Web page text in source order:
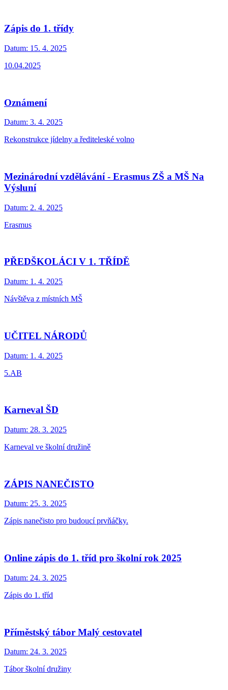
Zápis do 1. třídy
Datum: 15. 4. 2025
10.04.2025
Oznámení
Datum: 3. 4. 2025
Rekonstrukce jídelny a řediteleské volno
Mezinárodní vzdělávání - Erasmus ZŠ a MŠ Na
Výsluní
Datum: 2. 4. 2025
Erasmus
PŘEDŠKOLÁCI V 1. TŘÍDĚ
Datum: 1. 4. 2025
Návštěva z místních MŠ
UČITEL NÁRODŮ
Datum: 1. 4. 2025
5.AB
Karneval ŠD
Datum: 28. 3. 2025
Karneval ve školní družině
ZÁPIS NANEČISTO
Datum: 25. 3. 2025
Zápis nanečisto pro budoucí prvňáčky.
Online zápis do 1. tříd pro školní rok 2025
Datum: 24. 3. 2025
Zápis do 1. tříd
Příměstský tábor Malý cestovatel
Datum: 24. 3. 2025
Tábor školní družiny